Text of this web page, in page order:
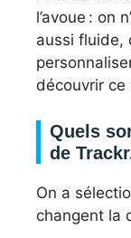
l’avoue : on
aussi fluide,
découvrir ce
Quels
de
On a
changent la